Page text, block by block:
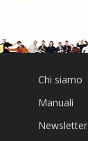
Chi siamo
Manuali
Newsletter